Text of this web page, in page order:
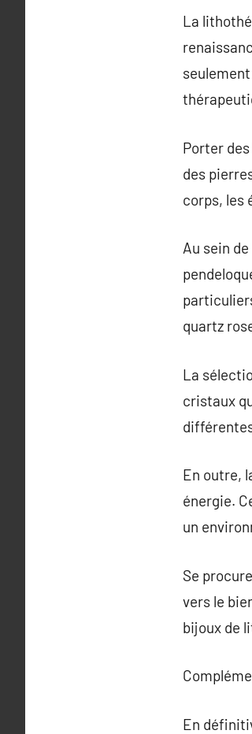
La
Porter
des
corps, les
Au sein
quartz
La
cristaux
En outre,
énergie.
un
Se
vers le
bijoux de
En